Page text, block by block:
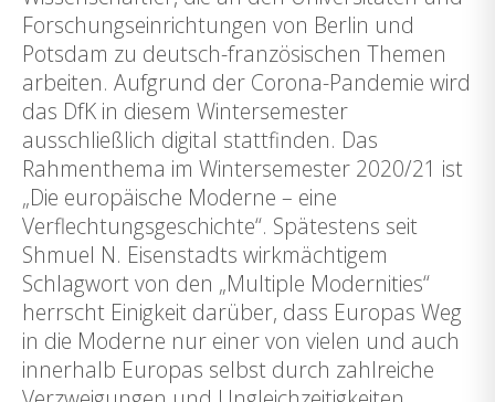
Forschungseinrichtungen von Berlin und
Potsdam zu deutsch-französischen Themen
arbeiten. Aufgrund der Corona-Pandemie wird
das DfK in diesem Wintersemester
ausschließlich digital stattfinden. Das
Rahmenthema im Wintersemester 2020/21 ist
„Die europäische Moderne – eine
Verflechtungsgeschichte“. Spätestens seit
Shmuel N. Eisenstadts wirkmächtigem
Schlagwort von den „Multiple Modernities“
herrscht Einigkeit darüber, dass Europas Weg
in die Moderne nur einer von vielen und auch
innerhalb Europas selbst durch zahlreiche